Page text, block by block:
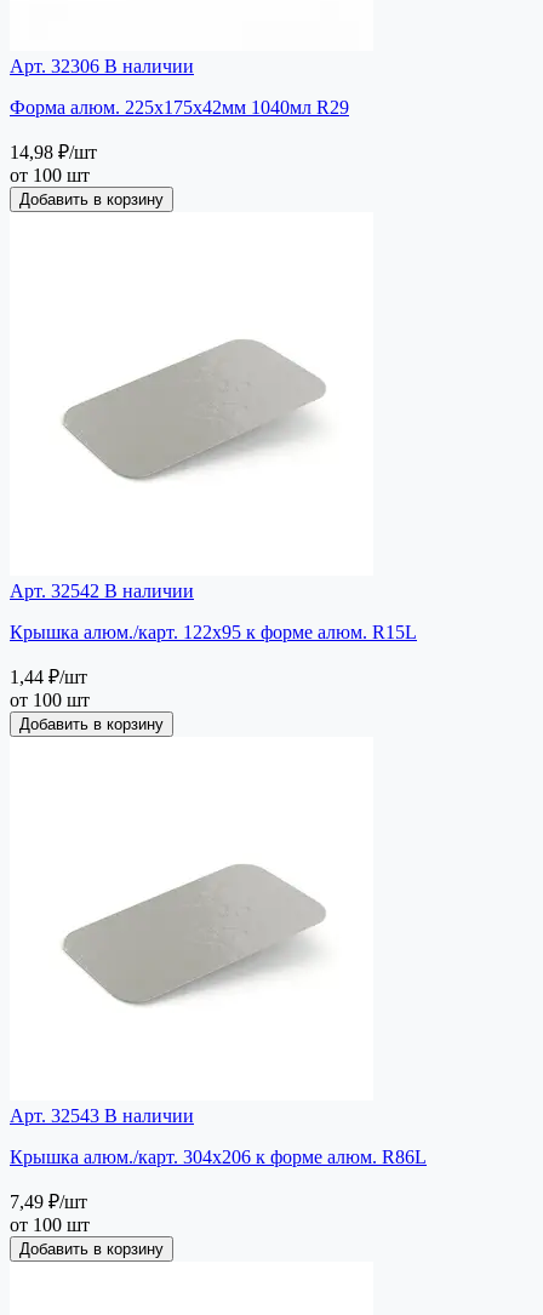
Арт. 32306 В наличии
Форма алюм. 225х175х42мм 1040мл R29
14,98 ₽/шт
от 100 шт
Добавить в корзину
Арт. 32542 В наличии
Крышка алюм./карт. 122х95 к форме алюм. R15L
1,44 ₽/шт
от 100 шт
Добавить в корзину
Арт. 32543 В наличии
Крышка алюм./карт. 304х206 к форме алюм. R86L
7,49 ₽/шт
от 100 шт
Добавить в корзину